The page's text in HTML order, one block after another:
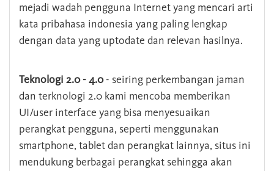
mejadi wadah pengguna Internet yang mencari arti
kata pribahasa indonesia yang paling lengkap
dengan data yang uptodate dan relevan hasilnya.
Teknologi 2.0 - 4.0- seiring perkembangan jaman
dan terknologi 2.0 kami mencoba memberikan
UI/user interface yang bisa menyesuaikan
perangkat pengguna, seperti menggunakan
smartphone, tablet dan perangkat lainnya, situs ini
mendukung berbagai perangkat sehingga akan